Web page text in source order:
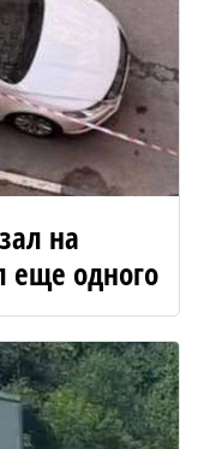
на
еще одного